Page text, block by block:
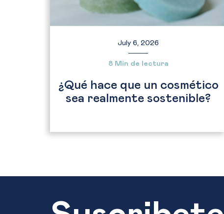
July 6, 2026
8 Min de lectura
¿Qué hace que un cosmético
sea realmente sostenible?